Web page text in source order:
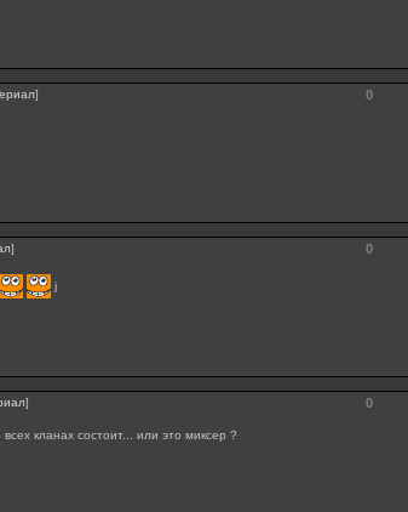
0
]
0
]
j
0
]
кланах состоит... или это миксер ?